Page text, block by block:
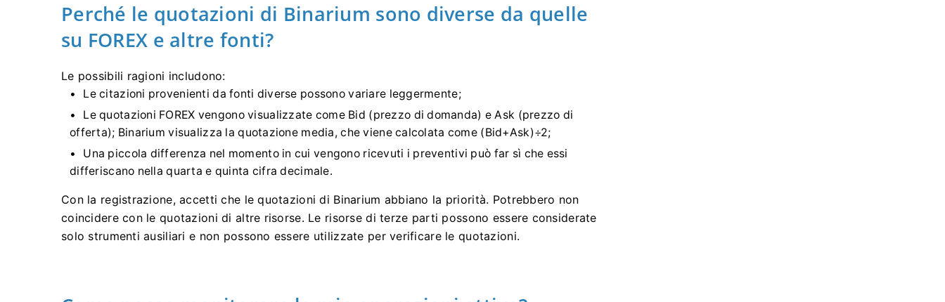
Perché le quotazioni di Binarium sono diverse da quelle
su FOREX e altre fonti?
Le possibili ragioni includono:
Le citazioni provenienti da fonti diverse possono variare leggermente;
Le quotazioni FOREX vengono visualizzate come Bid (prezzo di domanda) e Ask (prezzo di
offerta); Binarium visualizza la quotazione media, che viene calcolata come (Bid+Ask)÷2;
Una piccola differenza nel momento in cui vengono ricevuti i preventivi può far sì che essi
differiscano nella quarta e quinta cifra decimale.
Con la registrazione, accetti che le quotazioni di Binarium abbiano la priorità. Potrebbero non
coincidere con le quotazioni di altre risorse. Le risorse di terze parti possono essere considerate
solo strumenti ausiliari e non possono essere utilizzate per verificare le quotazioni.